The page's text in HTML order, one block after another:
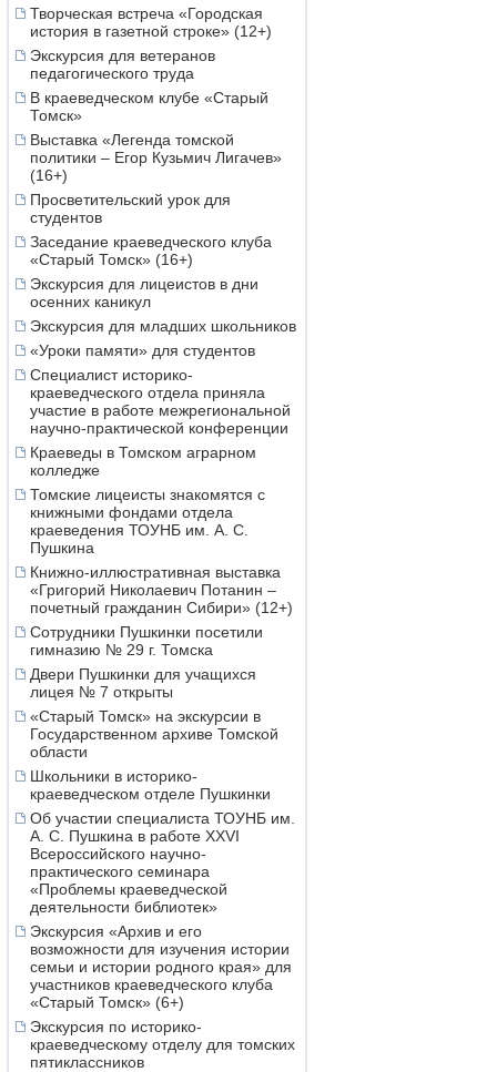
Творческая встреча «Городская
история в газетной строке» (12+)
Экскурсия для ветеранов
педагогического труда
В краеведческом клубе «Старый
Томск»
Выставка «Легенда томской
политики – Егор Кузьмич Лигачев»
(16+)
Просветительский урок для
студентов
Заседание краеведческого клуба
«Старый Томск» (16+)
Экскурсия для лицеистов в дни
осенних каникул
Экскурсия для младших школьников
«Уроки памяти» для студентов
Специалист историко-
краеведческого отдела приняла
участие в работе межрегиональной
научно-практической конференции
Краеведы в Томском аграрном
колледже
Томские лицеисты знакомятся с
книжными фондами отдела
краеведения ТОУНБ им. А. С.
Пушкина
Книжно-иллюстративная выставка
«Григорий Николаевич Потанин –
почетный гражданин Сибири» (12+)
Сотрудники Пушкинки посетили
гимназию № 29 г. Томска
Двери Пушкинки для учащихся
лицея № 7 открыты
«Старый Томск» на экскурсии в
Государственном архиве Томской
области
Школьники в историко-
краеведческом отделе Пушкинки
Об участии специалиста ТОУНБ им.
А. С. Пушкина в работе XXVI
Всероссийского научно-
практического семинара
«Проблемы краеведческой
деятельности библиотек»
Экскурсия «Архив и его
возможности для изучения истории
семьи и истории родного края» для
участников краеведческого клуба
«Старый Томск» (6+)
Экскурсия по историко-
краеведческому отделу для томских
пятиклассников